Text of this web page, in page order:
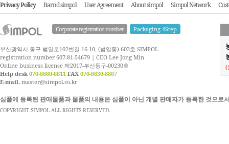
Privacy Policy Barnd simpol User Agreement About simpol Simpol Network
Corporate registration number Packaging 4Step
부산광역시 동구 범일로102번길 16-10, (범일동) 603호 SIMPOL
registration number 607-81-54679 | CEO Lee Jong Min
Online business license 제2017-부산동구-00230호
Help desk 070-8680-8811 FAX 070-8630-8867
E-mail. master@simpol.co.kr
(
심폴에 등록된 판매물품과 물품의 내용은 심폴이 아닌 개별 판매자가 등록한 것으
COPYRIGHT SIMPOL ALL RIGHTS RESERVED.